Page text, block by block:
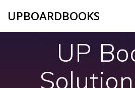
UPBOARDBOOKS
UP